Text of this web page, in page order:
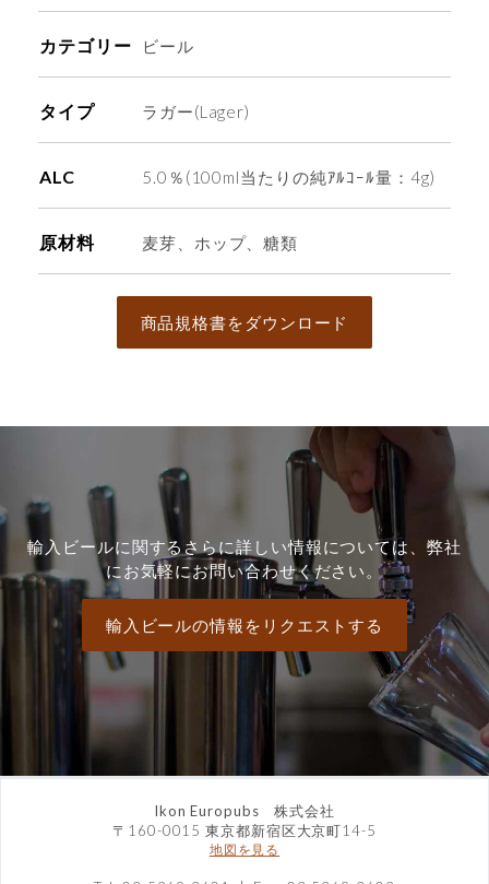
カテゴリー ビール
タイプ ラガー(Lager)
ALC 5.0％(100ml当たりの純ｱﾙｺｰﾙ量：4g)
原材料 麦芽、ホップ、糖類
商品規格書をダウンロード
輸入ビールに関するさらに詳しい情報については、弊社
にお気軽にお問い合わせください。
輸入ビールの情報をリクエストする
Ikon Europubs 株式会社
〒160-0015 東京都新宿区大京町14-5
地図を見る